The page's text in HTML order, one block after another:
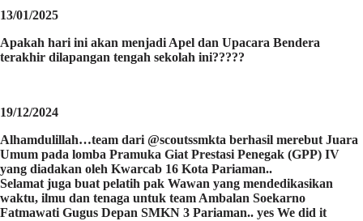
13/01/2025
Apakah hari ini akan menjadi Apel dan Upacara Bendera
terakhir dilapangan tengah sekolah ini?????
19/12/2024
Alhamdulillah…team dari @scoutssmkta berhasil merebut Juara
Umum pada lomba Pramuka Giat Prestasi Penegak (GPP) IV
yang diadakan oleh Kwarcab 16 Kota Pariaman..
Selamat juga buat pelatih pak Wawan yang mendedikasikan
waktu, ilmu dan tenaga untuk team Ambalan Soekarno
Fatmawati Gugus Depan SMKN 3 Pariaman.. yes We did it